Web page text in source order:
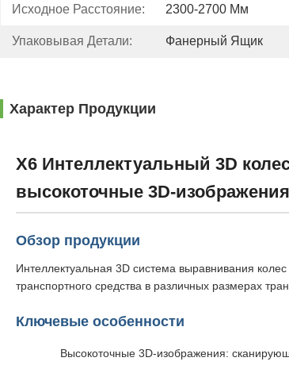
Исходное Расстояние: 2300-2700 Мм
Упаковывая Детали: Фанерный Ящик
Характер Продукции
X6 Интеллектуальный 3D
высокоточные 3D-
Обзор продукции
Интеллектуальная 3D система выравнивания
транспортного средства в различных размерах
Ключевые особенности
Высокоточные 3D-изображения: